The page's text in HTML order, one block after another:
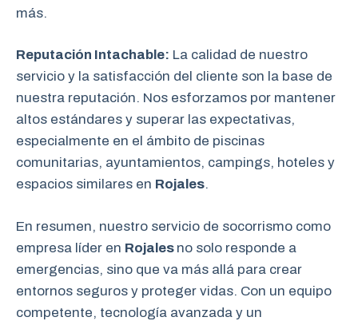
más.
Reputación Intachable: La calidad de nuestro
servicio y la satisfacción del cliente son la base de
nuestra reputación. Nos esforzamos por mantener
altos estándares y superar las expectativas,
especialmente en el ámbito de piscinas
comunitarias, ayuntamientos, campings, hoteles y
espacios similares en Rojales.
En resumen, nuestro servicio de socorrismo como
empresa líder en Rojales no solo responde a
emergencias, sino que va más allá para crear
entornos seguros y proteger vidas. Con un equipo
competente, tecnología avanzada y un